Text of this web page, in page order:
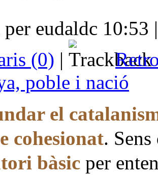
per eudaldc 10:53
(0) |
poble i nació
el
cohesionat.
bàsic per